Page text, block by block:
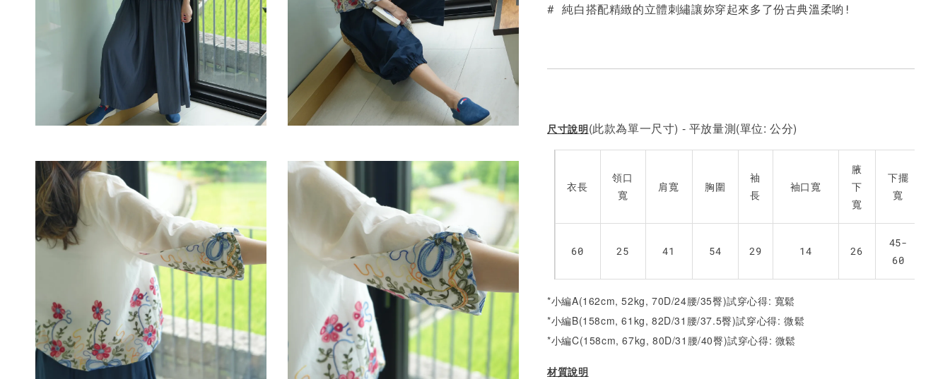
# 純白搭配精緻的立體刺繡讓妳穿起來多了份古典溫柔喲!
尺寸說明(此款為單一尺寸) - 平放量測(單位: 公分)
衣長
領口
寬
肩寬 胸圍
袖
長
袖口寬
腋
下
寬
下擺
寬
60 25 41 54 29 14 26
45-
60
*小編A(162cm, 52kg, 70D/24腰/35臀)試穿心得: 寬鬆
*小編B(158cm, 61kg, 82D/31腰/37.5臀)試穿心得: 微鬆
*小編C(158cm, 67kg, 80D/31腰/40臀)試穿心得: 微鬆
材質說明